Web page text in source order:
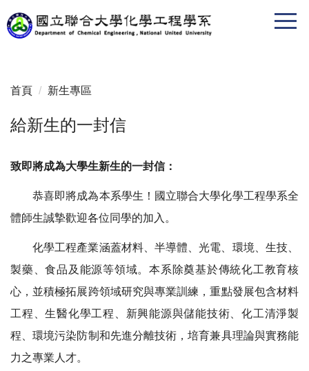
跳
到
容
首頁 新生專區
給新生的一封信
致即將成為大學生新生的一封信：
恭喜即將成為本系學生！國立聯合大學化學工程學系全
體師生誠摯歡迎各位同學的加入。
化學工程產業涵蓋材料、半導體、光電、環境、生技、
製藥、食品及能源等領域。本系除奠基於傳統化工教育核
心，並積極拓展跨領域研究與專業訓練，重點發展包含材料
工程、生醫化學工程、新興能源與儲能技術、化工清淨製
程、環境污染防制和先進分離技術，培育兼具理論與實務能
力之專業人才。